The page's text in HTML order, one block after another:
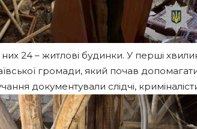
24 – житлові будинки. У перші
громади, який почав
документували слідчі,